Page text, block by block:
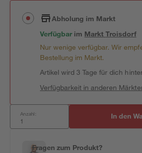
Abholung im Markt
Verfügbar im MarktTroisdorf
Nur wenige verfügbar. Wir
Bestellung im Markt.
Artikel wird 3 Tage für dich
Verfügbarkeit in anderen
Anzahl: In den
Fragen zum Produkt?